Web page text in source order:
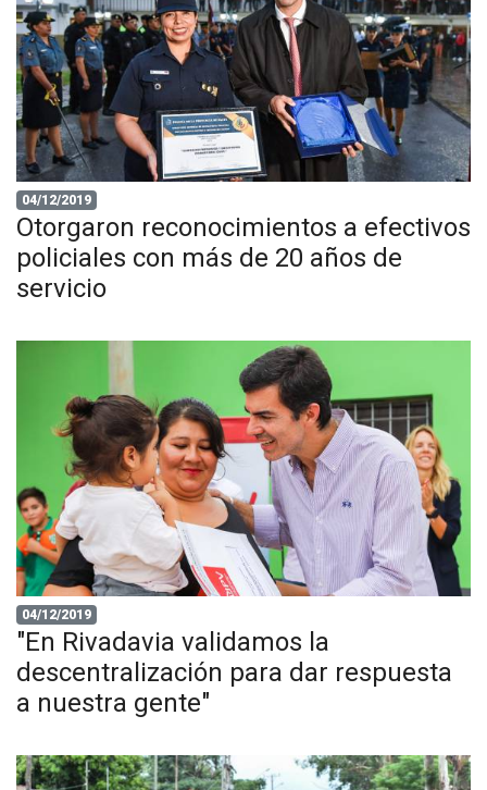
04/12/2019
Otorgaron reconocimientos a efectivos
policiales con más de 20 años de
servicio
04/12/2019
"En Rivadavia validamos la
descentralización para dar respuesta
a nuestra gente"